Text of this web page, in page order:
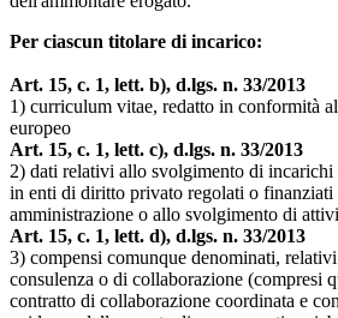
Per ciascun titolare di incarico:
Art. 15, c. 1, lett. b), d.lgs. n. 33/2013
1) curriculum vitae, redatto in conformità
europeo
Art. 15, c. 1, lett. c), d.lgs. n. 33/2013
2) dati relativi allo svolgimento di
in enti di diritto privato regolati o finanziati
amministrazione o allo svolgimento di
Art. 15, c. 1, lett. d), d.lgs. n. 33/2013
3) compensi comunque denominati,
consulenza o di collaborazione (compresi
contratto di collaborazione coordinata e